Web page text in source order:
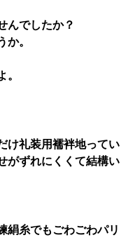
んでしたか？
か。
。
け礼装用襦袢地ってい
がずれにくくて結構い
絹糸でもごわごわパリ